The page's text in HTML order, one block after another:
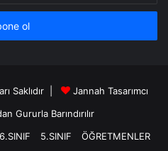
Saklıdır |
Jannah Tasarımcı
Gururla Barındırılır
6.SINIF 5.SINIF ÖĞRETMENLER